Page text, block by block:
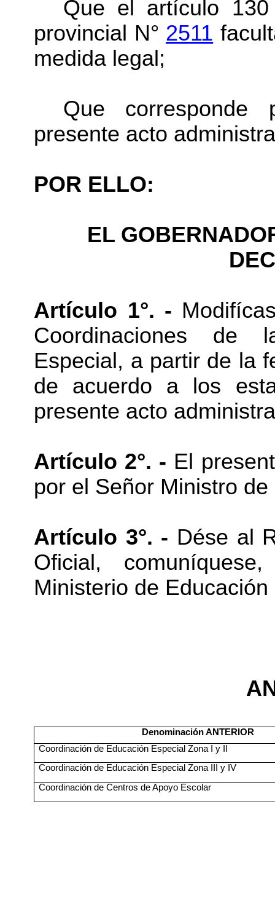
Que el artículo
provincial N° 2511
medida legal;
Que corresponde
presente acto
POR ELLO:
EL
Artículo 1°. -
Coordinaciones de
Especial, a partir de la
de acuerdo a los
presente acto
Artículo 2°. - El
por el Señor Ministro
Artículo 3°. - Dése al
Oficial,
Ministerio de
Denominación ANTERIOR
Coordinación de Educación Especial Zona I y II
Coordinación de Educación Especial Zona III y IV
Coordinación de Centros de Apoyo Escolar